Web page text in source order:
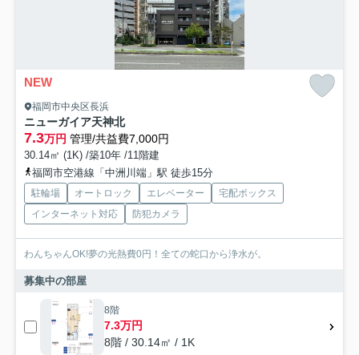
NEW
福岡市中央区長浜
ニューガイア天神北
7.3万円 管理/共益費7,000円
30.14㎡ (1K) /築10年 /11階建
福岡市空港線「中洲川端」駅 徒歩15分
駐輪場 オートロック エレベーター
宅配ボックス
インターネット対応
防犯カメラ
わんちゃんOK!夢の光熱費0円！全ての蛇口から浄水が。
募集中の部屋
8階
7.3万円
8階 / 30.14㎡ / 1K